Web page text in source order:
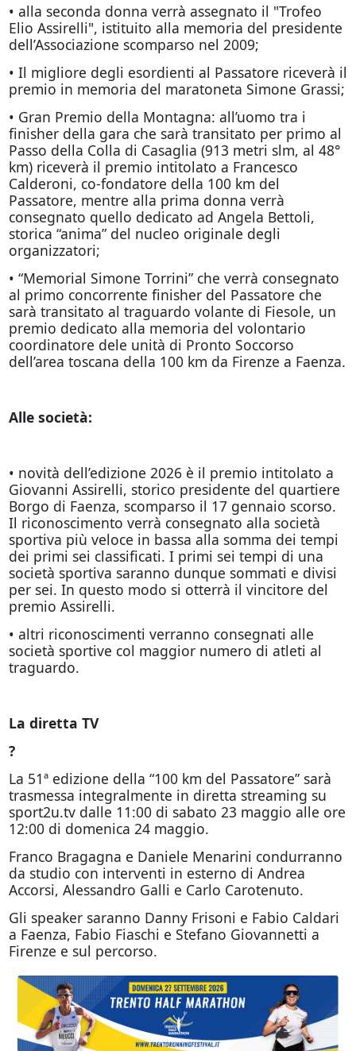
• alla seconda donna verrà assegnato il "Trofeo
Elio Assirelli", istituito alla memoria del presidente
dell’Associazione scomparso nel 2009;
• Il migliore degli esordienti al Passatore riceverà il
premio in memoria del maratoneta Simone Grassi;
• Gran Premio della Montagna: all’uomo tra i
finisher della gara che sarà transitato per primo al
Passo della Colla di Casaglia (913 metri slm, al 48°
km) riceverà il premio intitolato a Francesco
Calderoni, co-fondatore della 100 km del
Passatore, mentre alla prima donna verrà
consegnato quello dedicato ad Angela Bettoli,
storica “anima” del nucleo originale degli
organizzatori;
• “Memorial Simone Torrini” che verrà consegnato
al primo concorrente finisher del Passatore che
sarà transitato al traguardo volante di Fiesole, un
premio dedicato alla memoria del volontario
coordinatore dele unità di Pronto Soccorso
dell’area toscana della 100 km da Firenze a Faenza.
Alle società:
• novità dell’edizione 2026 è il premio intitolato a
Giovanni Assirelli, storico presidente del quartiere
Borgo di Faenza, scomparso il 17 gennaio scorso.
Il riconoscimento verrà consegnato alla società
sportiva più veloce in bassa alla somma dei tempi
dei primi sei classificati. I primi sei tempi di una
società sportiva saranno dunque sommati e divisi
per sei. In questo modo si otterrà il vincitore del
premio Assirelli.
• altri riconoscimenti verranno consegnati alle
società sportive col maggior numero di atleti al
traguardo.
La diretta TV
?
La 51ª edizione della “100 km del Passatore” sarà
trasmessa integralmente in diretta streaming su
sport2u.tv dalle 11:00 di sabato 23 maggio alle ore
12:00 di domenica 24 maggio.
Franco Bragagna e Daniele Menarini condurranno
da studio con interventi in esterno di Andrea
Accorsi, Alessandro Galli e Carlo Carotenuto.
Gli speaker saranno Danny Frisoni e Fabio Caldari
a Faenza, Fabio Fiaschi e Stefano Giovannetti a
Firenze e sul percorso.